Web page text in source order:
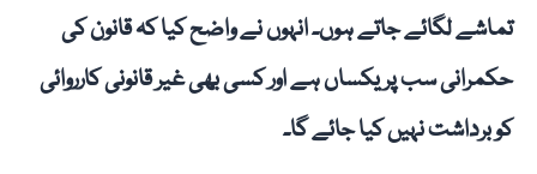
تماشے لگائے جاتے ہوں۔ انہوں نے واضح کیا کہ قانون کی
حکمرانی سب پر یکساں ہے اور کسی بھی غیر قانونی کارروائی
کو برداشت نہیں کیا جائے گا۔